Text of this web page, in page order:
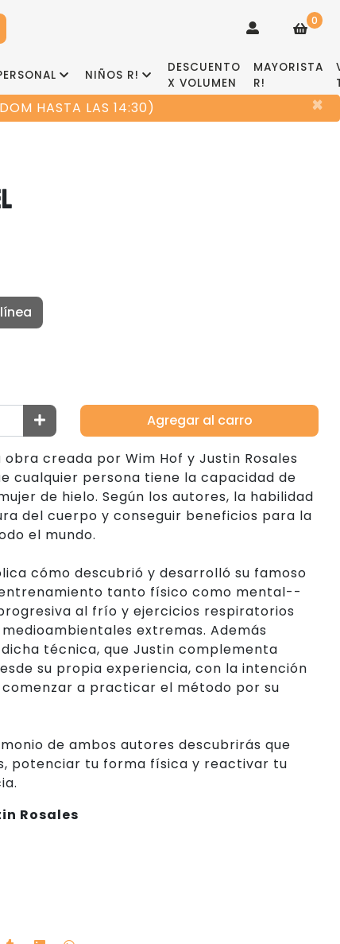
0
NIÑOS R!
DESCUENTO
X VOLUMEN
MAYORISTA
R!
HASTA LAS 14:30) ×
Agregar al carro
obra creada por Wim Hof y Justin Rosales
cualquier persona tiene la capacidad de
de hielo. Según los autores, la habilidad
del cuerpo y conseguir beneficios para la
el mundo.
cómo descubrió y desarrolló su famoso
tanto físico como mental--
al frío y ejercicios respiratorios
extremas. Además
técnica, que Justin complementa
su propia experiencia, con la intención
a practicar el método por su
de ambos autores descubrirás que
potenciar tu forma física y reactivar tu
Rosales